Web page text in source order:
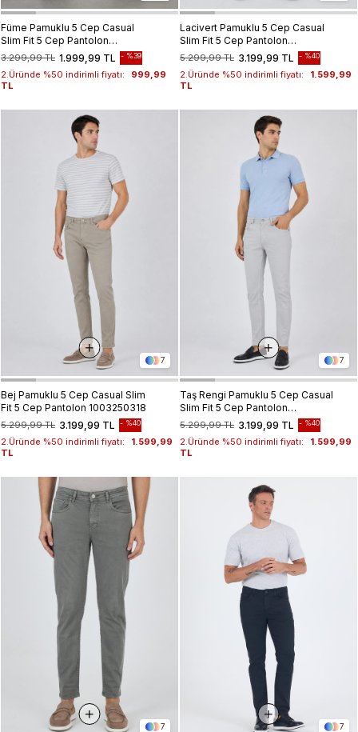
Füme Pamuklu 5 Cep Casual
Slim Fit 5 Cep Pantolon
1003245319 1.999,99 TL
3.299,99 TL %39
2.Üründe %50 indirimli fiyatı:
999,99
TL
Lacivert Pamuklu 5 Cep Casual
Slim Fit 5 Cep Pantolon
1003250318
3.199,99 TL
5.299,99 TL %40
2.Üründe %50 indirimli fiyatı:
1.599,99
TL
7
Bej Pamuklu 5 Cep Casual Slim
Fit 5 Cep Pantolon 1003250318
3.199,99 TL
5.299,99 TL %40
2.Üründe %50 indirimli fiyatı:
1.599,99
TL
7
Taş Rengi Pamuklu 5 Cep Casual
Slim Fit 5 Cep Pantolon
1003250318
3.199,99 TL
5.299,99 TL %40
2.Üründe %50 indirimli fiyatı:
1.599,99
TL
7 7